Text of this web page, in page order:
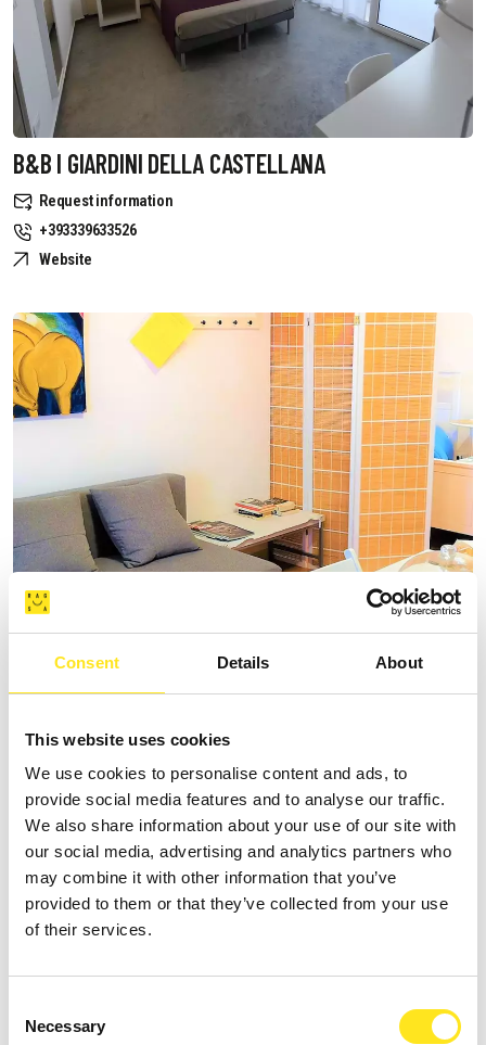
Consent Details About
This website uses cookies
We use cookies to personalise content and ads, to
provide social media features and to analyse our traffic.
We also share information about your use of our site with
our social media, advertising and analytics partners who
may combine it with other information that you’ve
provided to them or that they’ve collected from your use
of their services.
Selection
Necessary
B&B I GIARDINI DELLA CASTELLANA
Request information
+393339633526
Website
+393381079402